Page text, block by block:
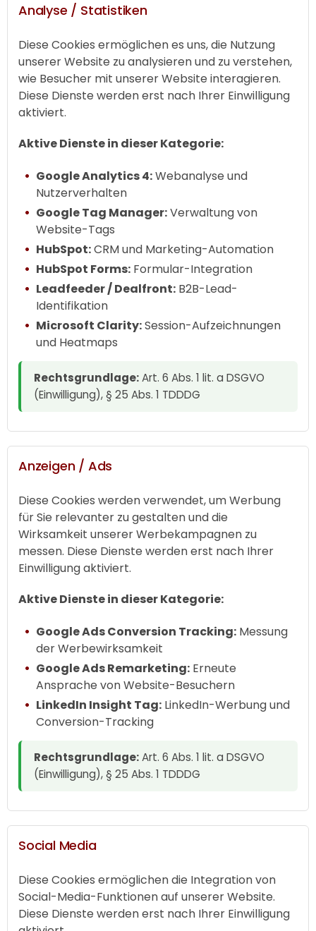
Analyse / Statistiken
Diese Cookies ermöglichen es uns, die Nutzung
unserer Website zu analysieren und zu verstehen,
wie Besucher mit unserer Website interagieren.
Diese Dienste werden erst nach Ihrer Einwilligung
aktiviert.
Aktive Dienste in dieser Kategorie:
Google Analytics 4:Webanalyse und
Nutzerverhalten
Google Tag Manager:Verwaltung von
Website-Tags
HubSpot:CRM und Marketing-Automation
HubSpot Forms: Formular-Integration
Leadfeeder / Dealfront: B2B-Lead-
Identifikation
Microsoft Clarity:Session-Aufzeichnungen
und Heatmaps
Rechtsgrundlage:Art. 6 Abs. 1 lit. a DSGVO
(Einwilligung), § 25 Abs. 1 TDDDG
Anzeigen / Ads
Diese Cookies werden verwendet, um Werbung
für Sie relevanter zu gestalten und die
Wirksamkeit unserer Werbekampagnen zu
messen. Diese Dienste werden erst nach Ihrer
Einwilligung aktiviert.
Aktive Dienste in dieser Kategorie:
Google Ads Conversion Tracking: Messung
der Werbewirksamkeit
Google Ads Remarketing: Erneute
Ansprache von Website-Besuchern
LinkedIn Insight Tag: LinkedIn-Werbung und
Conversion-Tracking
Rechtsgrundlage:Art. 6 Abs. 1 lit. a DSGVO
(Einwilligung), § 25 Abs. 1 TDDDG
Social Media
Diese Cookies ermöglichen die Integration von
Social-Media-Funktionen auf unserer Website.
Diese Dienste werden erst nach Ihrer Einwilligung